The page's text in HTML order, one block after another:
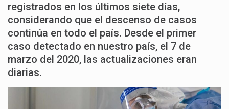
registrados en los últimos siete días,
considerando que el descenso de casos
continúa en todo el país. Desde el primer
caso detectado en nuestro país, el 7 de
marzo del 2020, las actualizaciones eran
diarias.